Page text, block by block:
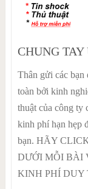
CHUNG
Thân gửi các bạn
toàn bởi kinh
thuật của công ty
kinh phí hạn hẹp
bạn. HÃY
DƯỚI MỖI BÀI
KINH PHÍ DUY